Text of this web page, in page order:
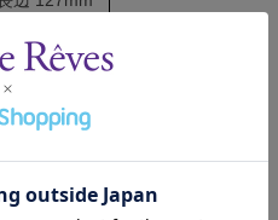
長辺 178mm
長辺 305mm
長辺 305mm
辺 432mm